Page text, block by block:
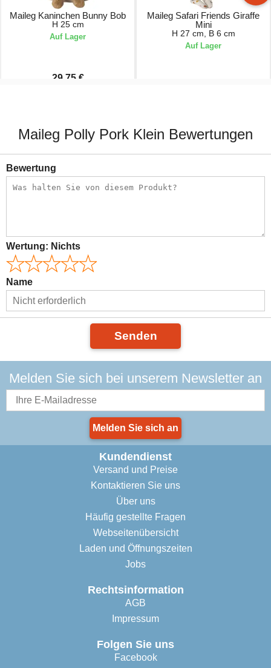
Maileg Kaninchen Bunny Bob
H 25 cm
Auf Lager
29,75 €
Maileg Safari Friends Giraffe
Mini
H 27 cm, B 6 cm
Auf Lager
Maileg Polly Pork Klein Bewertungen
Bewertung
Wertung: Nichts
Name
Senden
Melden Sie sich bei unserem Newsletter an
Melden Sie sich an
Kundendienst
Versand und Preise
Kontaktieren Sie uns
Über uns
Häufig gestellte Fragen
Webseitenübersicht
Laden und Öffnungszeiten
Jobs
Rechtsinformation
AGB
Impressum
Folgen Sie uns
Facebook